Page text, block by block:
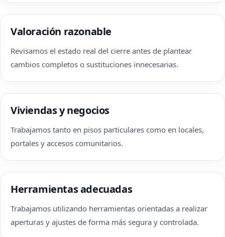
Valoración razonable
Revisamos el estado real del cierre antes de plantear
cambios completos o sustituciones innecesarias.
Viviendas y negocios
Trabajamos tanto en pisos particulares como en locales,
portales y accesos comunitarios.
Herramientas adecuadas
Trabajamos utilizando herramientas orientadas a realizar
aperturas y ajustes de forma más segura y controlada.